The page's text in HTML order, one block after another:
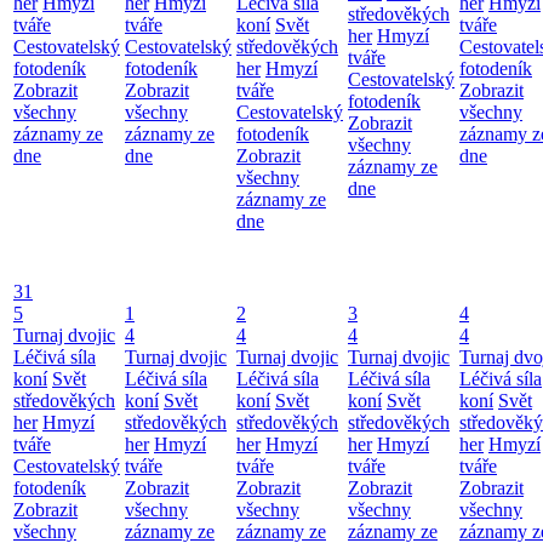
tváře
Cestovatelský
fotodeník
Zobrazit
všechny
záznamy ze
dne
tváře
Cestovatelský
fotodeník
Zobrazit
všechny
záznamy ze
dne
koní Svět
středověkých
her Hmyzí
tváře
Cestovatelský
fotodeník
Zobrazit
všechny
záznamy ze
dne
středověkých
her Hmyzí
tváře
Cestovatelský
fotodeník
Zobrazit
všechny
záznamy ze
dne
tváře
fotodeník
Zobrazit
všechny
záznamy
dne
31
5
Turnaj dvojic
Léčivá síla
koní Svět
středověkých
her Hmyzí
tváře
Cestovatelský
fotodeník
Zobrazit
všechny
1
4
Turnaj dvojic
Léčivá síla
koní Svět
středověkých
her Hmyzí
tváře
Zobrazit
všechny
záznamy ze
2
4
Turnaj dvojic
Léčivá síla
koní Svět
středověkých
her Hmyzí
tváře
Zobrazit
všechny
záznamy ze
3
4
Turnaj dvojic
Léčivá síla
koní Svět
středověkých
her Hmyzí
tváře
Zobrazit
všechny
záznamy ze
4
4
Turnaj
Léčivá síla
koní Svět
her Hmyzí
tváře
Zobrazit
všechny
záznamy